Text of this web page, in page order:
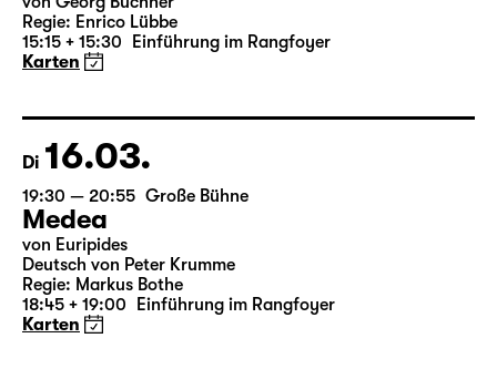
16:00 — 17:50 Große Bühne
mit Kinderbetreuung (Anmeldung erforderlich)
Woyzeck
15:15 + 15:30 Einführung im Rangfoyer
Karten
Di 16.03.
19:30 — 20:55 Große Bühne
Medea
von Euripides